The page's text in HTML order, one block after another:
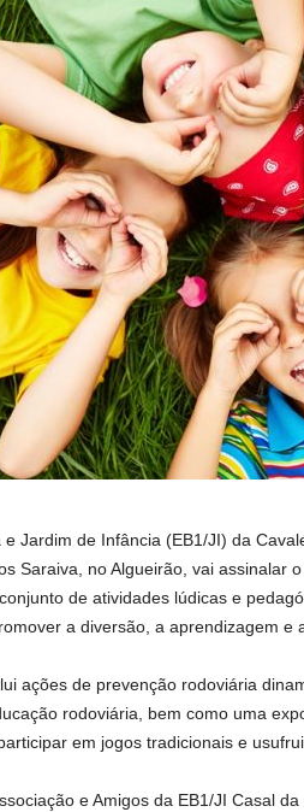
e Jardim de Infância (EB1/JI) da
Saraiva, no Algueirão, vai assinalar
de atividades lúdicas e
a diversão, a aprendizagem e
ações de prevenção rodoviária
rodoviária, bem como uma
em jogos tradicionais e
e Amigos da EB1/JI Casal